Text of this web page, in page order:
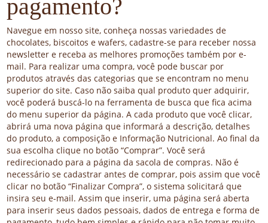
pagamento?
Navegue em nosso site, conheça nossas variedades de
chocolates, biscoitos e wafers, cadastre-se para receber nossa
newsletter e receba as melhores promoções também por e-
mail. Para realizar uma compra, você pode buscar por
produtos através das categorias que se encontram no menu
superior do site. Caso não saiba qual produto quer adquirir,
você poderá buscá-lo na ferramenta de busca que fica acima
do menu superior da página. A cada produto que você clicar,
abrirá uma nova página que informará a descrição, detalhes
do produto, a composição e Informação Nutricional. Ao final da
sua escolha clique no botão “Comprar”. Você será
redirecionado para a página da sacola de compras. Não é
necessário se cadastrar antes de comprar, pois assim que você
clicar no botão “Finalizar Compra”, o sistema solicitará que
insira seu e-mail. Assim que inserir, uma página será aberta
para inserir seus dados pessoais, dados de entrega e forma de